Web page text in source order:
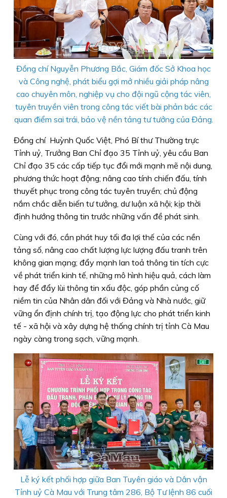
Đồng chí Nguyễn Phương Bắc, Giám đốc Sở Khoa học
và Công nghệ, phát biểu gợi mở nhiều giải pháp nâng
cao chuyên môn, nghiệp vụ cho đội ngũ cộng tác viên,
tuyên truyền viên trong công tác viết bài phản bác các
quan điểm sai trái, bảo vệ nền tảng tư tưởng của Đảng.
Đồng chí Huỳnh Quốc Việt, Phó Bí thư Thường trực
Tỉnh uỷ, Trưởng Ban Chỉ đạo 35 Tỉnh uỷ, yêu cầu Ban
Chỉ đạo 35 các cấp tiếp tục đổi mới mạnh mẽ nội dung,
phương thức hoạt động; nâng cao tính chiến đấu, tính
thuyết phục trong công tác tuyên truyền; chủ động
nắm chắc diễn biến tư tưởng, dư luận xã hội; kịp thời
định hướng thông tin trước những vấn đề phát sinh.
Cùng với đó, cần phát huy tối đa lợi thế của các nền
tảng số, nâng cao chất lượng lực lượng đấu tranh trên
không gian mạng; đẩy mạnh lan toả thông tin tích cực
về phát triển kinh tế, những mô hình hiệu quả, cách làm
hay để đẩy lùi thông tin xấu độc, góp phần củng cố
niềm tin của Nhân dân đối với Đảng và Nhà nước, giữ
vững ổn định chính trị, tạo động lực cho phát triển kinh
tế - xã hội và xây dựng hệ thống chính trị tỉnh Cà Mau
ngày càng trong sạch, vững mạnh.
Lễ ký kết phối hợp giữa Ban Tuyên giáo và Dân vận
Tỉnh uỷ Cà Mau với Trung tâm 286, Bộ Tư lệnh 86 cuối